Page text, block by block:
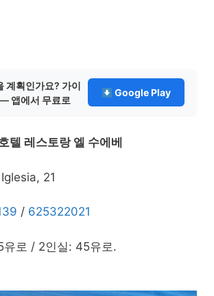
계획인가요? 가이
앱에서 무료로
Google Play
텔 레스토랑 엘 수에베
21
/ 625322021
유로 / 2인실: 45유로.